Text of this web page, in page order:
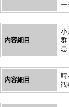
ー
内容細目
小
群
患
内容細目
時
観